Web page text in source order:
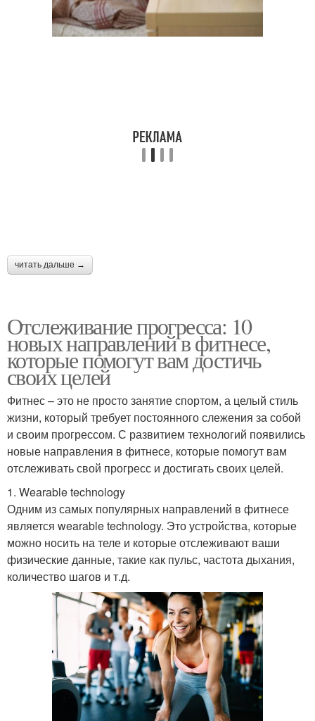
читать дальше →
Отслеживание прогресса: 10
новых направлений в фитнесе,
которые помогут вам достичь
своих целей
Фитнес – это не просто занятие спортом, а целый стиль
жизни, который требует постоянного слежения за собой
и своим прогрессом. С развитием технологий появились
новые направления в фитнесе, которые помогут вам
отслеживать свой прогресс и достигать своих целей.
1. Wearable technology
Одним из самых популярных направлений в фитнесе
является wearable technology. Это устройства, которые
можно носить на теле и которые отслеживают ваши
физические данные, такие как пульс, частота дыхания,
количество шагов и т.д.